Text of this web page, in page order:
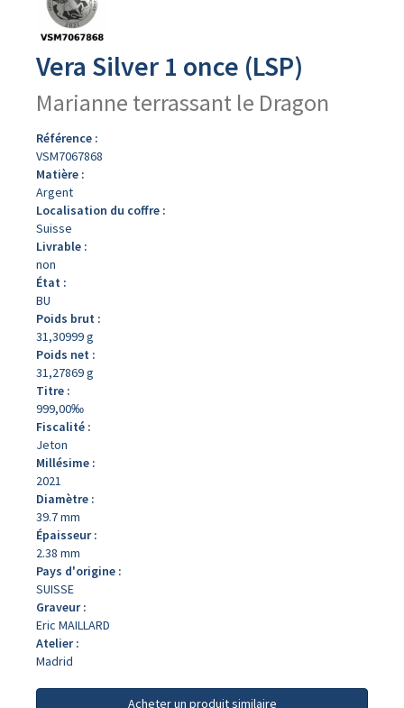
produit
Vera Silver 1 once (LSP)
Marianne terrassant le Dragon
Référence :
VSM7067868
Matière :
Argent
Localisation du coffre :
Suisse
Livrable :
non
État :
BU
Poids brut :
31,30999 g
Poids net :
31,27869 g
Titre :
999,00‰
Fiscalité :
Jeton
Millésime :
2021
Diamètre :
39.7 mm
Épaisseur :
2.38 mm
Pays d'origine :
SUISSE
Graveur :
Eric MAILLARD
Atelier :
Madrid
Acheter un produit similaire